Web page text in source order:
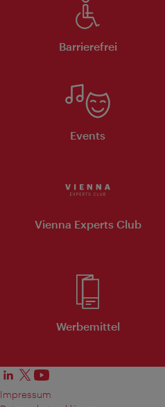
Barrierefrei
Events
Vienna Experts Club
Werbemittel
Impressum